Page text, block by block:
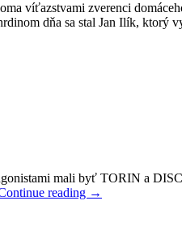
víťazstvami zverenci
dňa sa stal Jan Ilík, ktorý
mali byť TORIN a
reading →